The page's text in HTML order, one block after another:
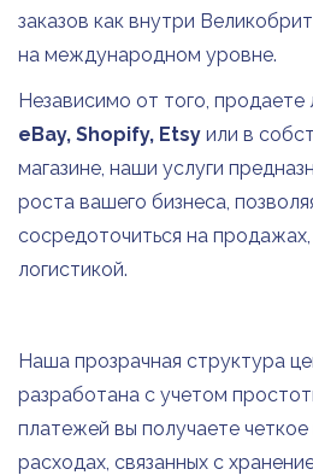
заказов как внутри
на международном уровне.
Независимо от того, продаете
eBay, Shopify, Etsy или в
магазине, наши услуги
роста вашего бизнеса,
сосредоточиться на
логистикой.
Наша прозрачная структура
разработана с учетом
платежей вы получаете
расходах, связанных с